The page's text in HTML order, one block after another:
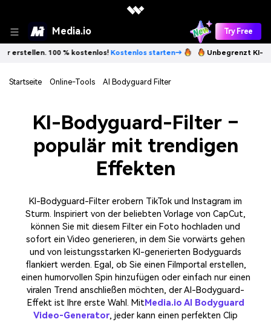
Media.io Try Free
% kostenlos!Kostenlos starten→ Unbegrenzt KI-Bilder erstellen.
Startseite Online-Tools AI Bodyguard Filter
KI-Bodyguard-Filter –
populär mit trendigen
Effekten
KI-Bodyguard-Filter erobern TikTok und Instagram im
Sturm. Inspiriert von der beliebten Vorlage von CapCut,
können Sie mit diesem Filter ein Foto hochladen und
sofort ein Video generieren, in dem Sie vorwärts gehen
und von leistungsstarken KI-generierten Bodyguards
flankiert werden. Egal, ob Sie einen Filmportal erstellen,
einen humorvollen Spin hinzufügen oder einfach nur einen
viralen Trend anschließen möchten, der AI-Bodyguard-
Effekt ist Ihre erste Wahl. MitMedia.io AI Bodyguard
Video-Generator, jeder kann einen perfekten Clip